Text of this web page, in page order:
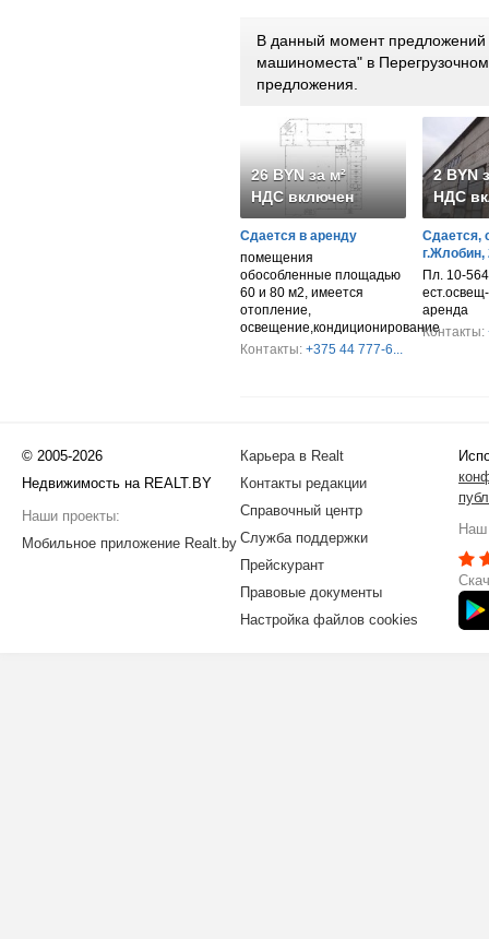
В данный момент предложений
машиноместа" в
предложения.
26 BYN за м²
НДС включен
Сдается в аренду
помещения
обособленные площадью
60 и 80 м2, имеется
отопление,
освещение,кондиционирование
Контакты: +375 44 777-6...
2 BYN
НДС
Сдается,
г.Жлобин,
Пл. 10-
аренда
Контакты:
© 2005-2026
Недвижимость на REALT.BY
Наши проекты:
Мобильное приложение Realt.by
Карьера в Realt
Контакты редакции
Справочный центр
Служба поддержки
Прейскурант
Правовые документы
Настройка файлов cookies
Наш